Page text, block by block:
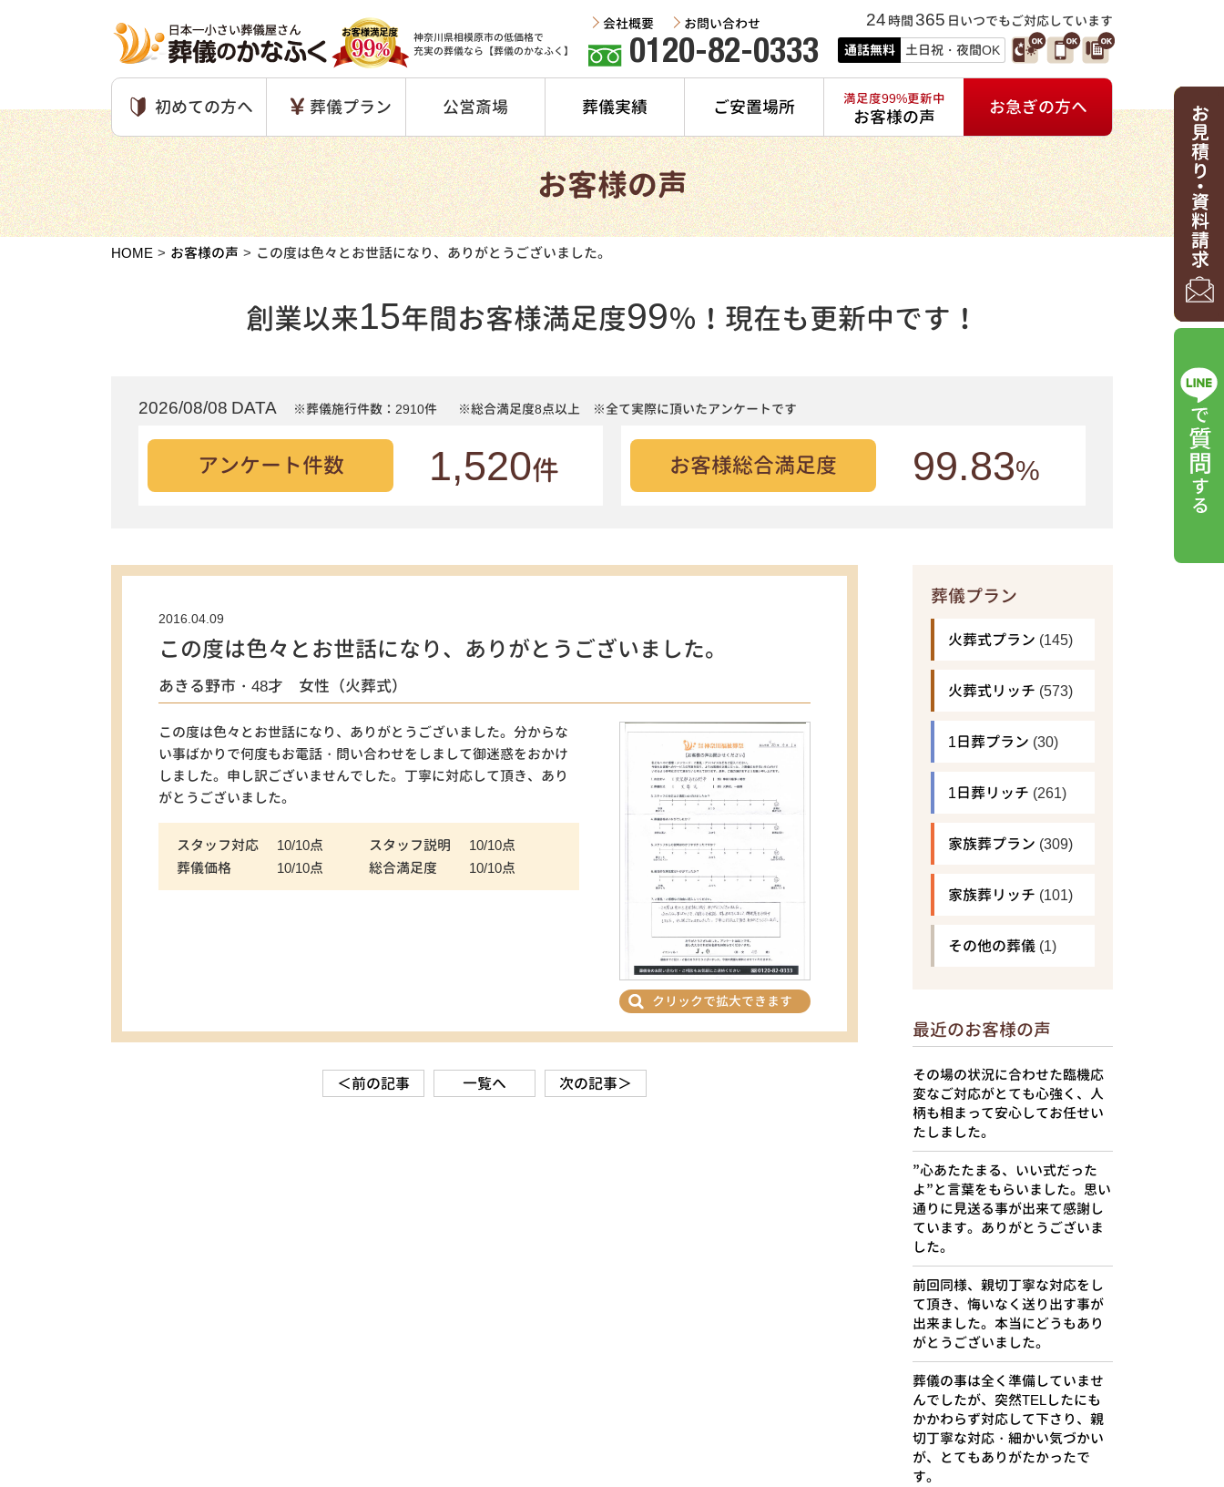
神奈川県相模原市の低価格で
充実の葬儀なら【葬儀のかなふく】
0120-82-0333
24 時間365 日いつでもご対応しています
通話無料 土日祝・夜間OK
会社概要 お問い合わせ
初めての方へ 葬儀プラン 公営斎場 葬儀実績 ご安置場所 満足度99%更新中
お客様の声 お急ぎの方へ
お客様の声
HOME お客様の声 この度は色々とお世話になり、ありがとうございました。
創業以来15年間お客様満足度99％！ 現在も更新中です！
2026/08/08 DATA ※葬儀施行件数：2910件 ※総合満足度8点以上 ※全て実際に頂いたアンケートです
アンケート件数 1,520件 お客様総合満足度 99.83%
2016.04.09
この度は色々とお世話になり、ありがとうございました。
あきる野市・48才 女性（火葬式）
この度は色々とお世話になり、ありがとうございました。分からな
い事ばかりで何度もお電話・問い合わせをしまして御迷惑をおかけ
しました。申し訳ございませんでした。丁寧に対応して頂き、あり
がとうございました。
スタッフ対応 10/10点 スタッフ説明
10/10点
葬儀価格
10/10点 総合満足度 10/10点
クリックで拡大できます
＜前の記事 一覧へ 次の記事＞
葬儀プラン
火葬式プラン (145)
火葬式リッチ (573)
1日葬プラン (30)
1日葬リッチ (261)
家族葬プラン (309)
家族葬リッチ (101)
その他の葬儀 (1)
最近のお客様の声
その場の状況に合わせた臨機応
変なご対応がとても心強く、人
柄も相まって安心してお任せい
たしました。
”心あたたまる、いい式だった
よ”と言葉をもらいました。思い
通りに見送る事が出来て感謝し
ています。ありがとうございま
した。
前回同様、親切丁寧な対応をし
て頂き、悔いなく送り出す事が
出来ました。本当にどうもあり
がとうございました。
葬儀の事は全く準備していませ
んでしたが、突然TELしたにも
かかわらず対応して下さり、親
切丁寧な対応・細かい気づかい
が、とてもありがたかったで
す。